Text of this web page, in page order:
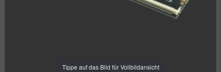
Tippe auf das Bild für Vollbildansicht